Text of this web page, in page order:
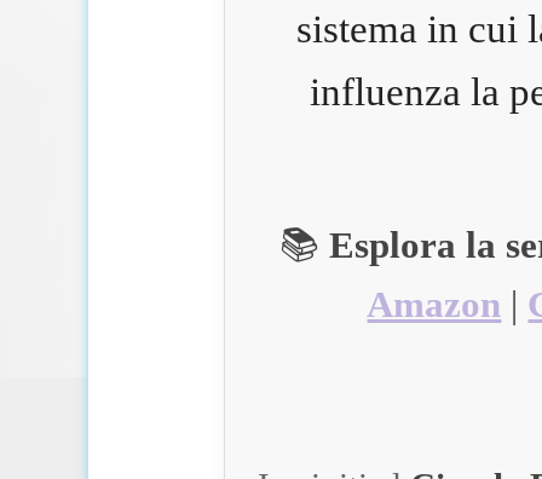
sistema in cui
influenza la
📚Esplora la
Amazon |